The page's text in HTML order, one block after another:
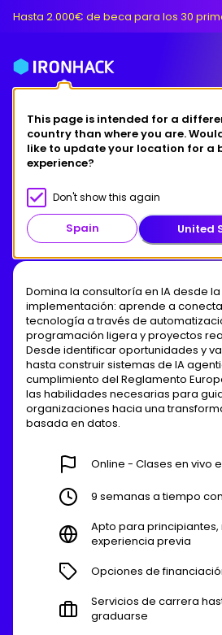
Hasta 2.000€ de beca para los 30
This page is intended for a
country than where you are.
like to update your location for a
experience?
Don't show this again
Spain United
Remote
Bootcamp de
Integración en IA
Domina la consultoría en IA desde
implementación: aprende a
tecnología a través de
programación ligera y proyectos
Desde identificar oportunidades y
hasta construir sistemas de IA
cumplimiento del Reglamento
las habilidades necesarias para
organizaciones hacia una
basada en datos.
Online - Clases en vivo
9 semanas a tiempo
Apto para
experiencia previa
Opciones de
Servicios de carrera
graduarse